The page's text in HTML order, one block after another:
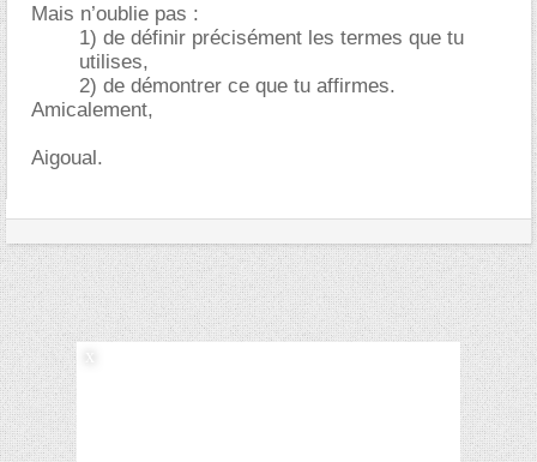
Mais n’oublie pas :
1) de définir précisément les termes que tu
utilises,
2) de démontrer ce que tu affirmes.
Amicalement,
Aigoual.